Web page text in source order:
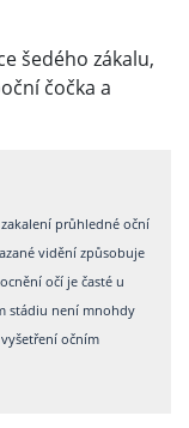
šedého zákalu,
čočka a
průhledné oční
vidění způsobuje
očí je časté u
stádiu není mnohdy
očním